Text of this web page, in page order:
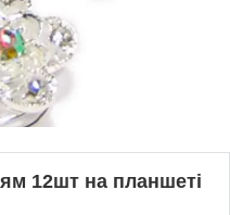
12шт на планшеті